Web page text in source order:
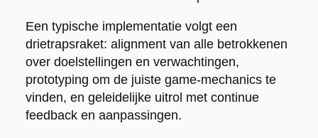
Een typische implementatie volgt een
drietrapsraket: alignment van alle betrokkenen
over doelstellingen en verwachtingen,
prototyping om de juiste game-mechanics te
vinden, en geleidelijke uitrol met continue
feedback en aanpassingen.